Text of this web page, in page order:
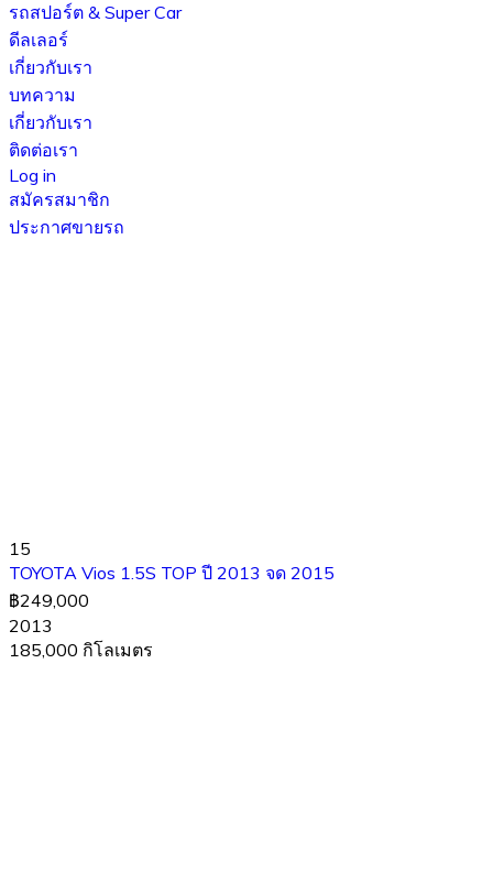
รถสปอร์ต & Super Car
ดีลเลอร์
เกี่ยวกับเรา
บทความ
เกี่ยวกับเรา
ติดต่อเรา
Log in
สมัครสมาชิก
ประกาศขายรถ
15
TOYOTA Vios 1.5S TOP ปี 2013 จด 2015
฿249,000
2013
185,000 กิโลเมตร